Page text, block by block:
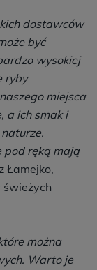
dostawców
być
wysokiej
ryby
miejsca
a ich smak i
pod ręką mają
Łamejko,
świeżych
można
Warto je